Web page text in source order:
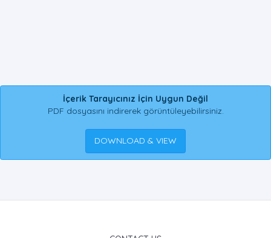
İçerik Tarayıcınız İçin Uygun Değil
PDF dosyasını indirerek görüntüleyebilirsiniz.
DOWNLOAD & VIEW